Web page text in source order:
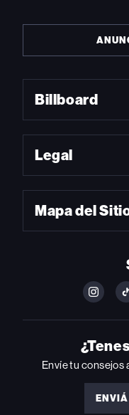
Billboard
Legal
Mapa del
FOLLOW
ON
Envíe tu consejos
ENVIÁ